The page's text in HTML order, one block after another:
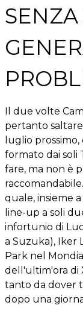
SENZA
Il due volte
pertanto
luglio
formato dai soli
fare, ma non è
quale, insieme
line-up a soli
infortunio di
a Suzuka), Iker
Park nel
dell'ultim'ora di
tanto da dover
dopo una